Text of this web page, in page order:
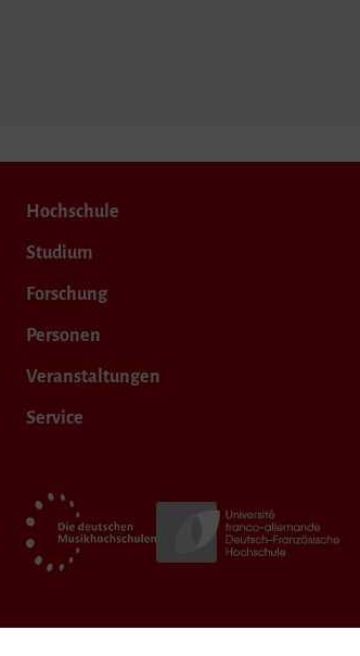
Hochschule
Studium
Forschung
Personen
Veranstaltungen
Service